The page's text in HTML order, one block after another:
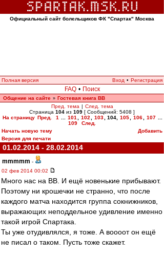
Официальный сайт болельщиков ФК "Спартак" Москва
Полная версия Вход • Регистрация
FAQ • Поиск
Общение на сайте » Гостевая книга ВВ
Пред. тема | След. тема
Страница 104 из 109 [ Сообщений: 5408 ]
На страницу Пред. 1 101 102 103 104, 105 106 107
109
След.
Начать новую тему
Добавить
Версия для печати
01.02.2014 - 28.02.2014
mmmmm -
02 фев 2014 00:02
Много нас на ВВ. И ещё новенькие прибывают.
Поэтому ни крошечки не странно, что после
каждого матча находится группа сокнижников,
выражающих неподдельное удивление именно
такой игрой Спартака.
Ты уже отудивлялся, я тоже. А воооот он ещё
не писал о таком. Пусть тоже скажет.